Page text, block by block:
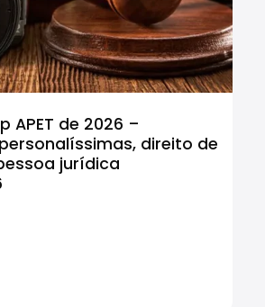
APET de 2026 –
direito de
jurídica